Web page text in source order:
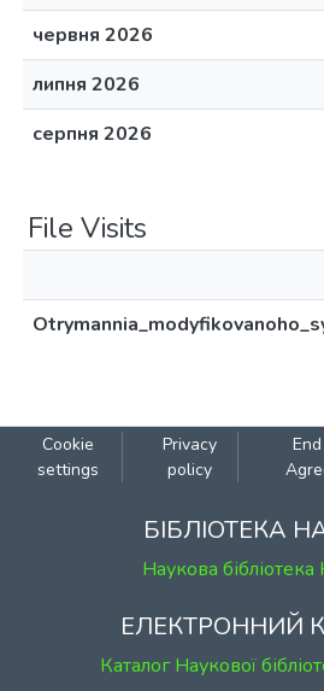
червня 2026
липня 2026
серпня 2026
File Visits
Cookie
settings
Privacy
policy
БІБЛІОТЕКА
Наукова
ЕЛЕКТРОННИЙ
Каталог Наукової